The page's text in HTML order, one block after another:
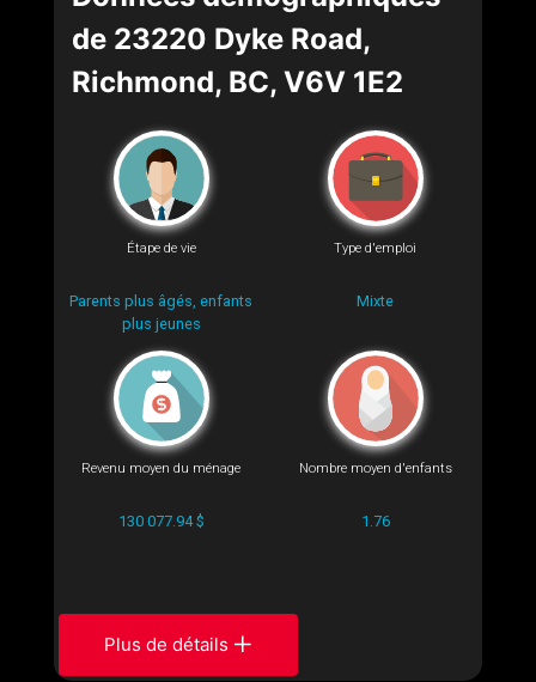
de 23220 Dyke Road,
Richmond, BC, V6V 1E2
Étape de vie
Parents plus âgés, enfants
plus jeunes
Type d'emploi
Mixte
Revenu moyen du ménage
130 077.94 $
Nombre moyen d'enfants
1.76
Plus de détails